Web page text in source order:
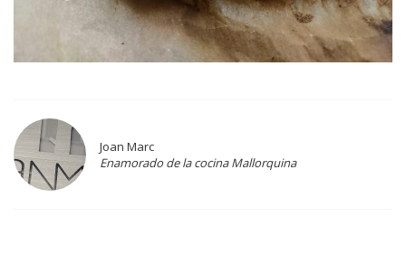
Joan Marc
Enamorado de la cocina Mallorquina